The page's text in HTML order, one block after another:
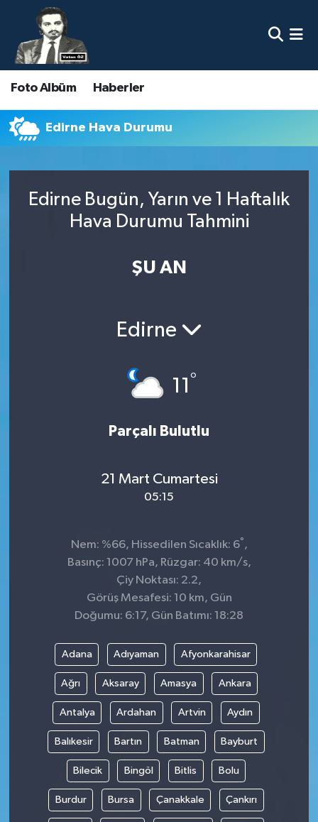
Foto Albüm Haberler
Edirne Hava Durumu
Edirne Bugün, Yarın ve 1 Haftalık
Hava Durumu Tahmini
ŞU AN
Edirne
11°
Parçalı Bulutlu
21 Mart Cumartesi
05:15
Nem: %66, Hissedilen Sıcaklık: 6° ,
Basınç: 1007 hPa, Rüzgar: 40 km/s,
Çiy Noktası: 2.2,
Görüş Mesafesi: 10 km, Gün
Doğumu: 6:17, Gün Batımı: 18:28
Adana Adıyaman Afyonkarahisar
Ağrı Aksaray Amasya Ankara
Antalya Ardahan Artvin Aydın
Balıkesir Bartın Batman Bayburt
Bilecik Bingöl Bitlis Bolu
Burdur Bursa Çanakkale Çankırı
Nöbetçi Eczaneler
Hava Durumu
Namaz Vakitleri
Süper Lig Puan Durumu ve Fikstür
Son Dakika Haberleri